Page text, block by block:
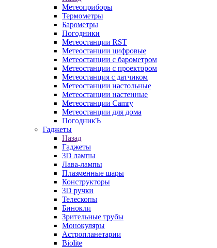
Метеоприборы
Термометры
Барометры
Погодники
Метеостанции RST
Метеостанции цифровые
Метеостанции с барометром
Метеостанции с проектором
Метеостанция с датчиком
Метеостанции настольные
Метеостанции настенные
Метеостанции Camry
Метеостанции для дома
ПогодникЪ
Гаджеты
Назад
Гаджеты
3D лампы
Лава-лампы
Плазменные шары
Конструкторы
3D ручки
Телескопы
Бинокли
Зрительные трубы
Монокуляры
Астропланетарии
Biolite